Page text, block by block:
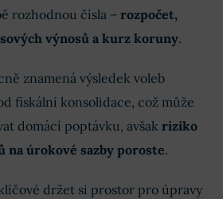
rozhodnou čísla – rozpočet,
výnosů a kurz koruny.
znamená výsledek voleb
fiskální konsolidace, což může
domácí poptávku, avšak riziko
na úrokové sazby poroste.
držet si prostor pro úpravy